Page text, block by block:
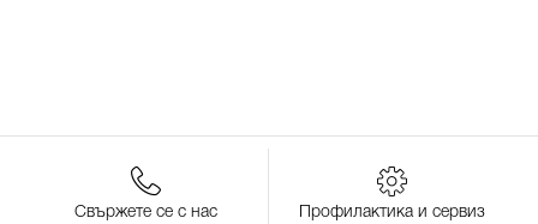
Свържете се с нас Профилактика и сервиз